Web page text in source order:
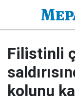
Filistinli
kolunu